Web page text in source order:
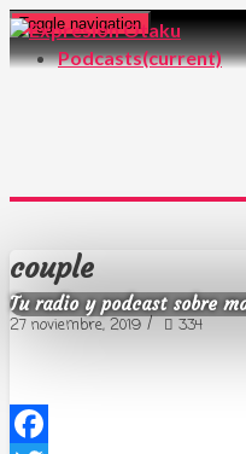
Toggle navigation
Podcasts(current)
Tu radio y podcast sobre
couple
27 noviembre, 2019/ 334